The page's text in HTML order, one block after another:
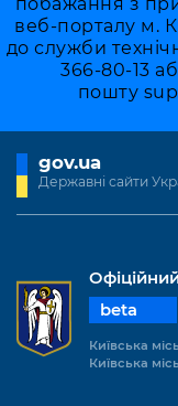
побажання з
веб-порталу м.
до служби
366-80-13
пошту
gov.ua
Державні сайти
beta
Київська
Київська